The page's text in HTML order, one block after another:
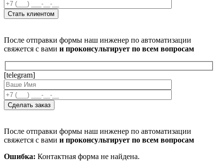
После отправки формы наш инженер по автоматизации
свяжется с вами и проконсультирует по всем вопросам
[telegram]
После отправки формы наш инженер по автоматизации
свяжется с вами и проконсультирует по всем вопросам
Ошибка: Контактная форма не найдена.